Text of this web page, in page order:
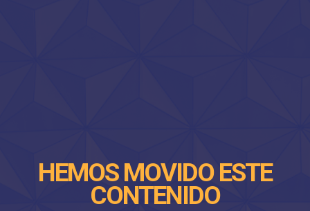
HEMOS MOVIDO ESTE
CONTENIDO